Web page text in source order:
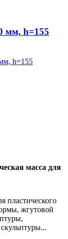
мм, h=155
масса для
пластического
жгутовой